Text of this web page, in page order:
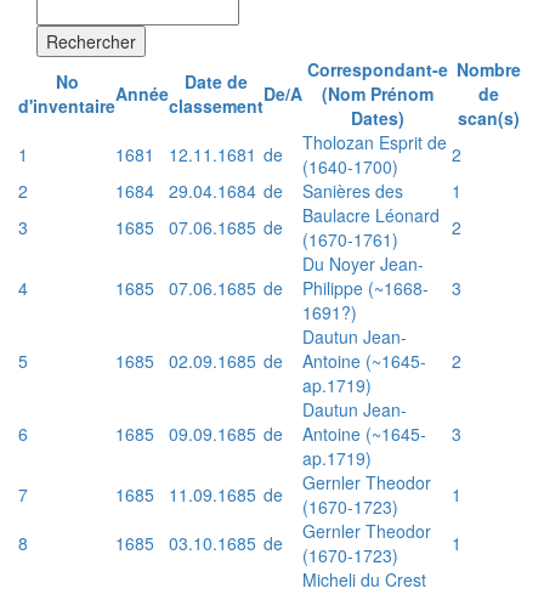
Rechercher
No
d'inventaireAnnée
Date de
classementDe/A
Correspondant-e
(Nom Prénom
Dates)
Nombre
de
scan(s)
1
1681 12.11.1681 de
Tholozan Esprit de
(1640-1700)
2
2
1684 29.04.1684 de Sanières des
1
3
1685 07.06.1685 de
Baulacre Léonard
(1670-1761)
2
4 1685 07.06.1685 de
Du Noyer Jean-
Philippe (~1668-
1691?)
3
5 1685 02.09.1685 de
Dautun Jean-
Antoine (~1645-
ap.1719)
2
6 1685 09.09.1685 de
Dautun Jean-
Antoine (~1645-
ap.1719)
3
7 1685 11.09.1685 de
Gernler Theodor
(1670-1723)
1
8
1685 03.10.1685 de
Gernler Theodor
(1670-1723)
1
Micheli du Crest